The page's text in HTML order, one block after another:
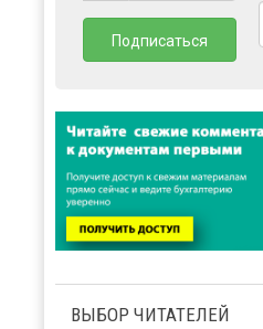
ВЫБОР ЧИТАТЕЛЕЙ